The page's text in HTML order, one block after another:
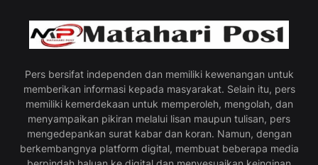
Pers bersifat independen dan memiliki kewenangan untuk
memberikan informasi kepada masyarakat. Selain itu, pers
memiliki kemerdekaan untuk memperoleh, mengolah, dan
menyampaikan pikiran melalui lisan maupun tulisan, pers
mengedepankan surat kabar dan koran. Namun, dengan
berkembangnya platform digital, membuat beberapa media